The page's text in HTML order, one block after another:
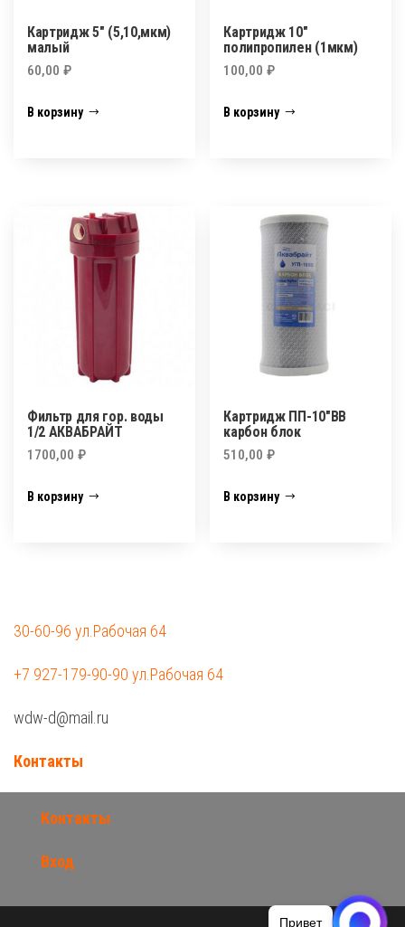
Картридж 5″ (5,10,мкм)
малый
60,00 ₽
В корзину
Картридж 10″
полипропилен (1мкм)
100,00₽
В корзину
Фильтр для гор. воды
1/2 АКВАБРАЙТ
1700,00 ₽
В корзину
Картридж ПП-10″BB
карбон блок
510,00₽
В корзину
30-60-96 ул.Рабочая 64
+7 927-179-90-90 ул.Рабочая 64
wdw-d@mail.ru
Контакты
Контакты
Вход
Привет